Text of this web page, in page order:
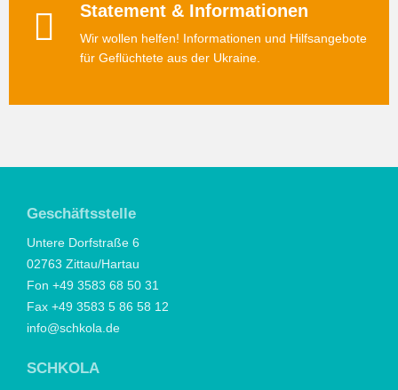
Statement & Informationen
Wir wollen helfen! Informationen und Hilfsangebote
für Geflüchtete aus der Ukraine.
Geschäftsstelle
Untere Dorfstraße 6
02763 Zittau/Hartau
Fon +49 3583 68 50 31
Fax +49 3583 5 86 58 12
info@schkola.de
SCHKOLA